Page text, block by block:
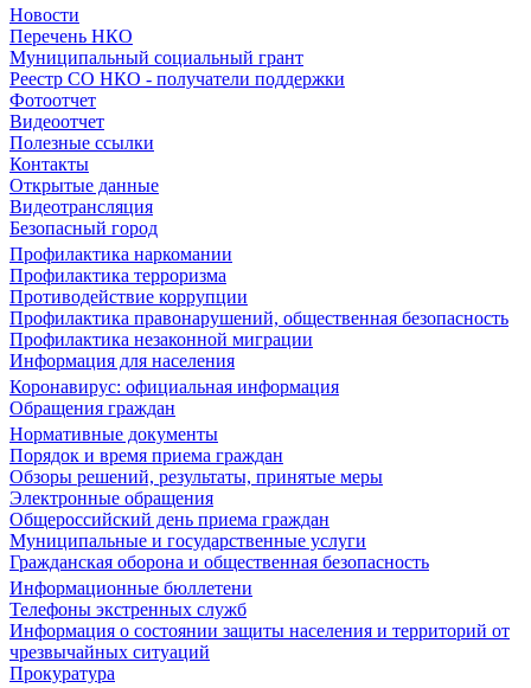
Новости
Перечень НКО
Муниципальный социальный грант
Реестр СО НКО - получатели поддержки
Фотоотчет
Видеоотчет
Полезные ссылки
Контакты
Открытые данные
Видеотрансляция
Безопасный город
Профилактика наркомании
Профилактика терроризма
Противодействие коррупции
Профилактика правонарушений, общественная безопасность
Профилактика незаконной миграции
Информация для населения
Коронавирус: официальная информация
Обращения граждан
Нормативные документы
Порядок и время приема граждан
Обзоры решений, результаты, принятые меры
Электронные обращения
Общероссийский день приема граждан
Муниципальные и государственные услуги
Гражданская оборона и общественная безопасность
Информационные бюллетени
Телефоны экстренных служб
Информация о состоянии защиты населения и территорий от
чрезвычайных ситуаций
Прокуратура